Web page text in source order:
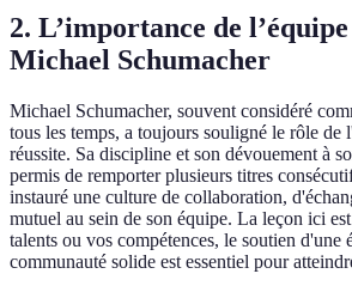
2. L’importance de
Michael Schumacher
Michael Schumacher, souvent considéré
tous les temps, a toujours souligné le rôle de
réussite. Sa discipline et son dévouement à
permis de remporter plusieurs titres
instauré une culture de collaboration,
mutuel au sein de son équipe. La leçon ici
talents ou vos compétences, le soutien d'une
communauté solide est essentiel pour